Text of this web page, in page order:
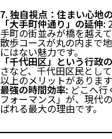
7. 独自視点：住まい心地
「大手町仲通り」の延伸:
手町の街並みが橋を越え
散歩コースが丸の内まで
にはない魅力です。
「千代田区」という行政
さなど、千代田区民とし
以上のメリットがあります
最強の時間効率:どこへ行
フォーマンス」が、現代
ばれる最大の理由です。